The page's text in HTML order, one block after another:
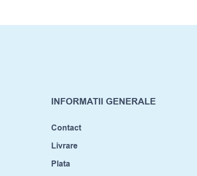
INFORMATII GENERALE
Contact
Livrare
Plata